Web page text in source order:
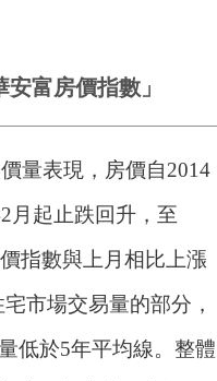
富房價指數」
量表現，房價自2014
月起止跌回升，至
指數與上月相比上漲
市場交易量的部分，
低於5年平均線。整體